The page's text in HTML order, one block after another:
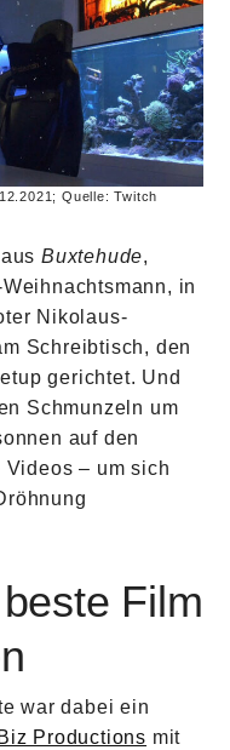
Quelle: Twitch
ausBuxtehude,
in
Nikolaus-
Schreibtisch, den
gerichtet. Und
Schmunzeln um
auf den
Videos – um sich
Film
war dabei ein
Productions mit